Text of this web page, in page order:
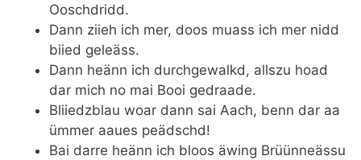
Ooschdridd.
Dann ziieh ich mer, doos muass ich mer nidd
biied geleäss.
Dann heänn ich durchgewalkd, allszu hoad
dar mich no mai Booi gedraade.
Bliiedzblau woar dann sai Aach, benn dar aa
ümmer aaues peädschd!
Bai darre heänn ich bloos äwing Brüünneässu